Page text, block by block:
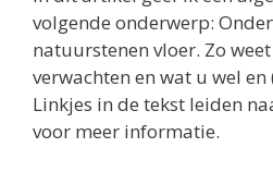
volgende onderwerp:
natuurstenen vloer. Zo
verwachten en wat u wel
Linkjes in de tekst leiden
voor meer informatie.